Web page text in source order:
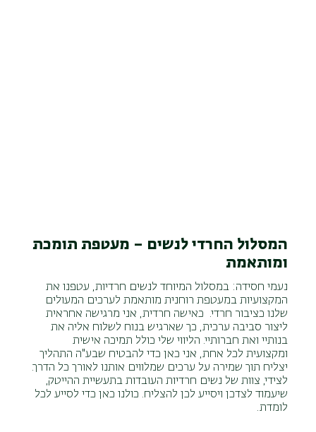
המסלול החרדי לנשים – מעטפת תומכת
ומותאמת
נעמי חסידה: במסלול המיוחד לנשים חרדיות, עטפנו את
המקצועיות במעטפת רוחנית מותאמת לערכים המעולים
שלנו כציבור חרדי. כאישה חרדית, אני מרגישה אחראית
ליצור סביבה ערכית, כך שארגיש בנוח לשלוח אליה את
בנותיי ואת חברותיי. הליווי שלי כולל תמיכה אישית
ומקצועית לכל אחת, אני כאן כדי להבטיח שבע"ה התהליך
יצליח תוך שמירה על ערכים שמלווים אותנו לאורך כל הדרך.
לצידי, צוות של נשים חרדיות העובדות בתעשיית ההייטק,
שיעמוד לצדכן ויסייע לכן להצליח. כולנו כאן כדי לסייע לכל
לומדת.